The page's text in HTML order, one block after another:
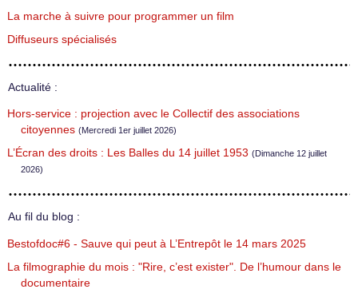
La marche à suivre pour programmer un film
Diffuseurs spécialisés
Actualité :
Hors-service : projection avec le Collectif des associations
citoyennes (Mercredi 1er juillet 2026)
L’Écran des droits : Les Balles du 14 juillet 1953 (Dimanche 12 juillet
2026)
Au fil du blog :
Bestofdoc#6 - Sauve qui peut à L’Entrepôt le 14 mars 2025
La filmographie du mois : "Rire, c’est exister". De l’humour dans le
documentaire